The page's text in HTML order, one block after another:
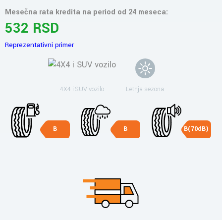
Mesečna rata kredita na period od 24 meseca:
532 RSD
Reprezentativni primer
4X4 i SUV vozilo Letnja sezona
B B B(70dB)